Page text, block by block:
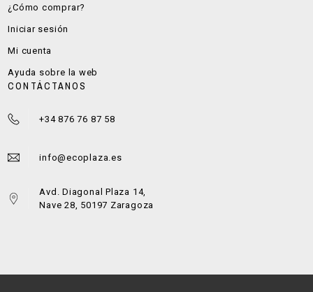
¿Cómo comprar?
Iniciar sesión
Mi cuenta
Ayuda sobre la web
CONTÁCTANOS
+34 876 76 87 58
info@ecoplaza.es
Avd. Diagonal Plaza 14,
Nave 28, 50197 Zaragoza